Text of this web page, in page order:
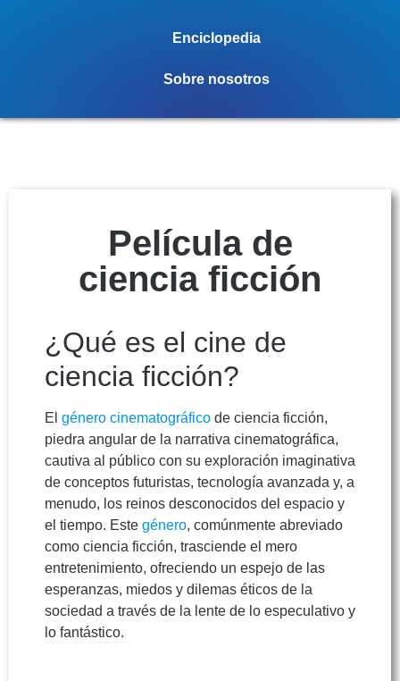
Enciclopedia
Sobre nosotros
Película de
ciencia ficción
¿Qué es el cine de
ciencia ficción?
El género cinematográfico de ciencia ficción,
piedra angular de la narrativa cinematográfica,
cautiva al público con su exploración imaginativa
de conceptos futuristas, tecnología avanzada y, a
menudo, los reinos desconocidos del espacio y
el tiempo. Este género, comúnmente abreviado
como ciencia ficción, trasciende el mero
entretenimiento, ofreciendo un espejo de las
esperanzas, miedos y dilemas éticos de la
sociedad a través de la lente de lo especulativo y
lo fantástico.